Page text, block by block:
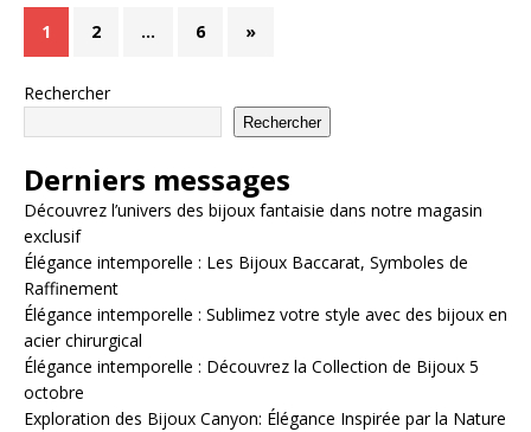
1 2 … 6 »
Rechercher
Rechercher
Derniers messages
Découvrez l’univers des bijoux fantaisie dans notre magasin
exclusif
Élégance intemporelle : Les Bijoux Baccarat, Symboles de
Raffinement
Élégance intemporelle : Sublimez votre style avec des bijoux en
acier chirurgical
Élégance intemporelle : Découvrez la Collection de Bijoux 5
octobre
Exploration des Bijoux Canyon: Élégance Inspirée par la Nature